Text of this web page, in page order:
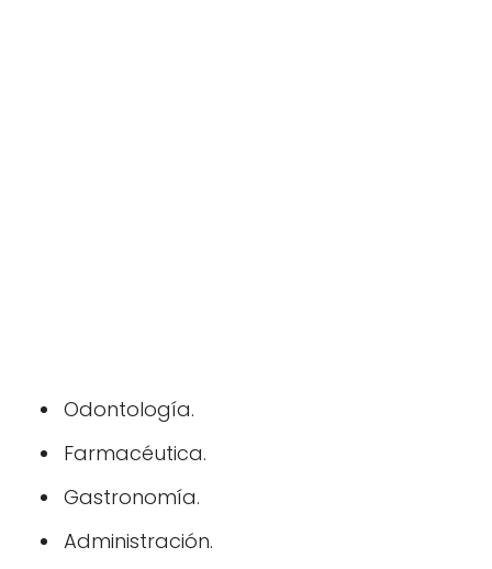
Odontología.
Farmacéutica.
Gastronomía.
Administración.